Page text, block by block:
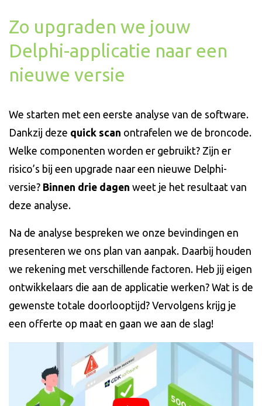
Zo upgraden we jouw
Delphi-applicatie naar een
nieuwe versie
We starten met een eerste analyse van de software.
Dankzij deze quick scan ontrafelen we de broncode.
Welke componenten worden er gebruikt? Zijn er
risico’s bij een upgrade naar een nieuwe Delphi-
versie? Binnen drie dagen weet je het resultaat van
deze analyse.
Na de analyse bespreken we onze bevindingen en
presenteren we ons plan van aanpak. Daarbij houden
we rekening met verschillende factoren. Heb jij eigen
ontwikkelaars die aan de applicatie werken? Wat is de
gewenste totale doorlooptijd? Vervolgens krijg je
een offerte op maat en gaan we aan de slag!